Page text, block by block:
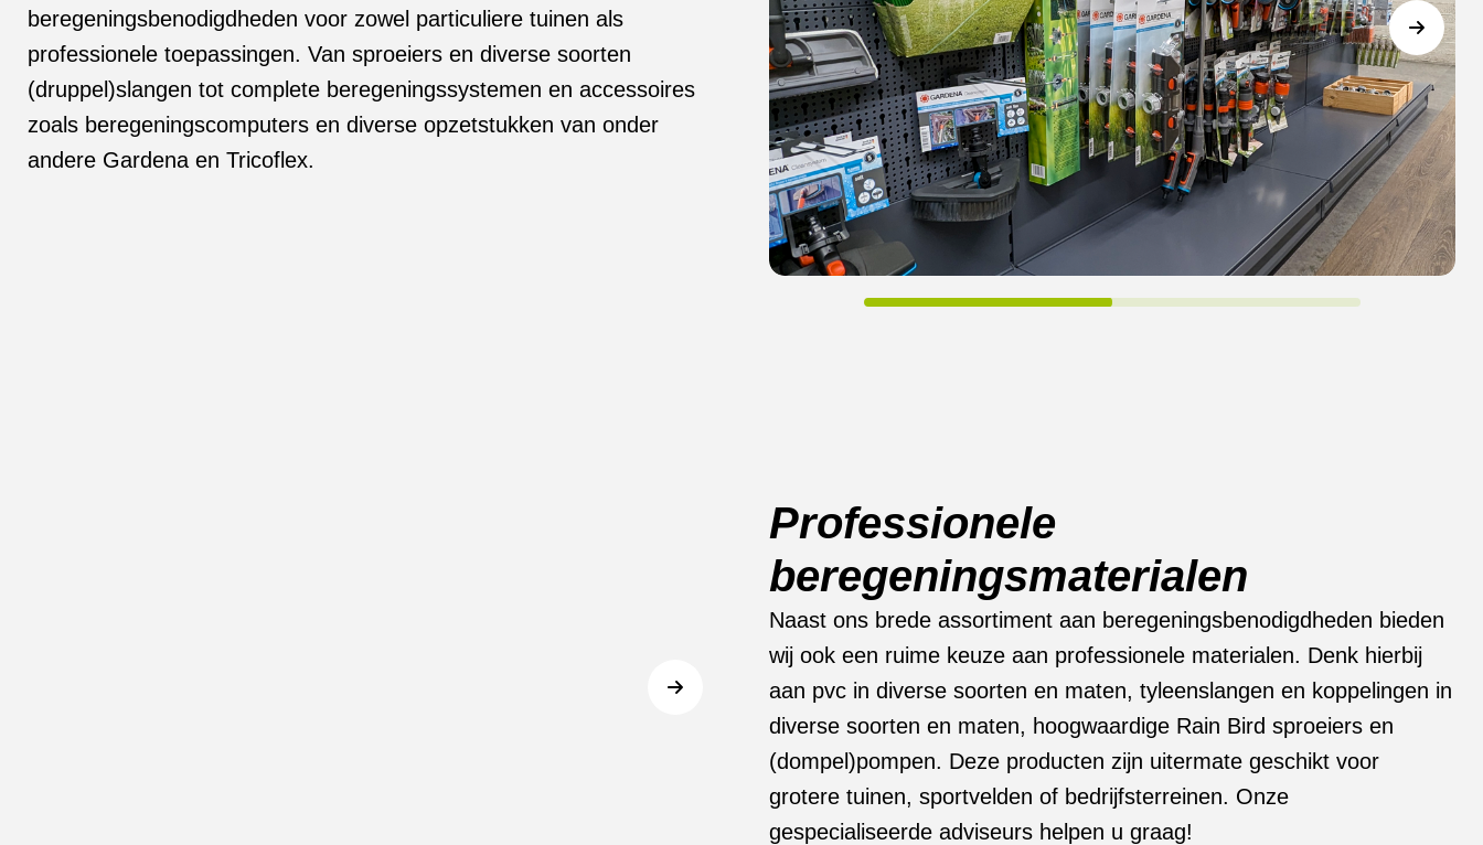
beregeningsbenodigdheden voor zowel particuliere tuinen als
professionele toepassingen. Van sproeiers en diverse soorten
(druppel)slangen tot complete beregeningssystemen en accessoires
zoals beregeningscomputers en diverse opzetstukken van onder
andere Gardena en Tricoflex.
Professionele
beregeningsmaterialen
Naast ons brede assortiment aan beregeningsbenodigdheden bieden
wij ook een ruime keuze aan professionele materialen. Denk hierbij
aan pvc in diverse soorten en maten, tyleenslangen en koppelingen in
diverse soorten en maten, hoogwaardige Rain Bird sproeiers en
(dompel)pompen. Deze producten zijn uitermate geschikt voor
grotere tuinen, sportvelden of bedrijfsterreinen. Onze
gespecialiseerde adviseurs helpen u graag!